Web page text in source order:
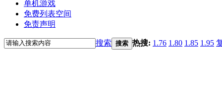
单机游戏
免费列表空间
免责声明
搜索 搜索 热搜: 1.76 1.80 1.85 1.95